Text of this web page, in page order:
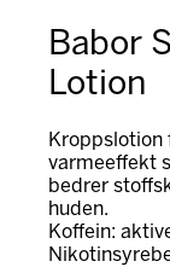
Babor
Lotion
Kroppslotion
varmeeffekt
bedrer
huden.
Koffein: